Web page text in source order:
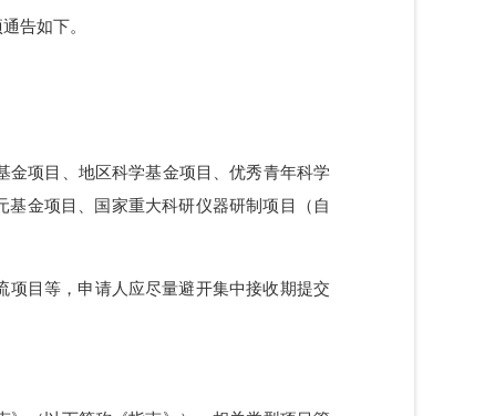
和高水平科技自立自强贡献更大力量。
事项通告如下。
学基金项目、地区科学基金项目、优秀青年科学
天元基金项目、国家重大科研仪器研制项目（自